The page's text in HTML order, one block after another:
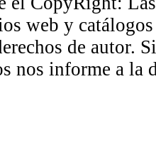
web y
de autor.
nos informe a la